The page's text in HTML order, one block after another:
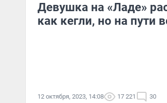
Девушка на «Ладе»
как кегли, но на пути
12 октября, 2023, 14:08 17 221 30